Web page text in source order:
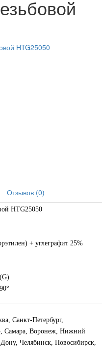
Отзывов (0)
HTG25050
+ углеграфит 25%
Санкт-Петербург,
Самара, Воронеж, Нижний
Челябинск, Новосибирск,